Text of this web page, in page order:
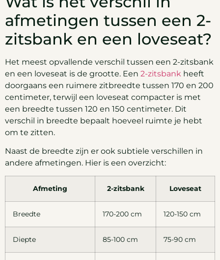
afmetingen tussen een 2-
zitsbank en een loveseat?
Het meest opvallende verschil tussen een 2-zitsbank
en een loveseat is de grootte. Een 2-zitsbank heeft
doorgaans een ruimere zitbreedte tussen 170 en 200
centimeter, terwijl een loveseat compacter is met
een breedte tussen 120 en 150 centimeter. Dit
verschil in breedte bepaalt hoeveel ruimte je hebt
om te zitten.
Naast de breedte zijn er ook subtiele verschillen in
andere afmetingen. Hier is een overzicht:
Afmeting 2-zitsbank Loveseat
Breedte 170-200 cm 120-150 cm
Diepte 85-100 cm 75-90 cm